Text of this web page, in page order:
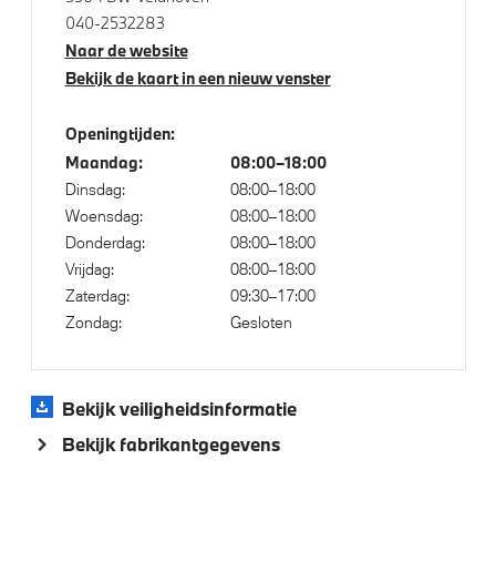
M Sportremsysteem Rot
M Koplampen Shadow Line
Klimaatbeheersing
Automatische 3-zone Airconditioning
Elektrische voorzieningen
Cruise control
Bandenspanningsweergavesysteem
Automatisch dimmende binnen- en buitenspiegel
bestuurderzijde
040-2532283
Naar de website
Bekijk de kaart in een nieuw venster
Openingtijden:
Maandag:
08:00–18:00
Dinsdag:
08:00–18:00
Woensdag:
08:00–18:00
Donderdag:
08:00–18:00
Vrijdag:
08:00–18:00
Zaterdag:
09:30–17:00
Zondag:
Gesloten
Bekijk veiligheidsinformatie
Bekijk fabrikantgegevens